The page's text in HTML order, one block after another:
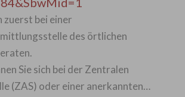
zuerst bei einer
des örtlichen
Sie sich bei der Zentralen
(ZAS) oder einer anerkannten…